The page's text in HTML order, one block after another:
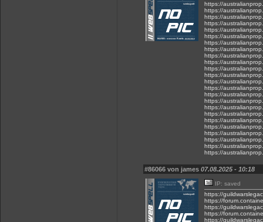
https://
https://
https://
https://
https://
https://
https://
https://
https://
https://
https://
https://
https://
https://
https://
https://
https://
https://
https://
https://
https://
https://
https://
https://
#86066 von james 07.08.2025 - 10:18
IP: saved
https://
https://
https://
https://
https://